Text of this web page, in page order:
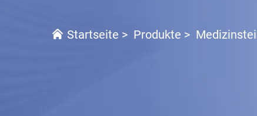
Startseite > Produkte >